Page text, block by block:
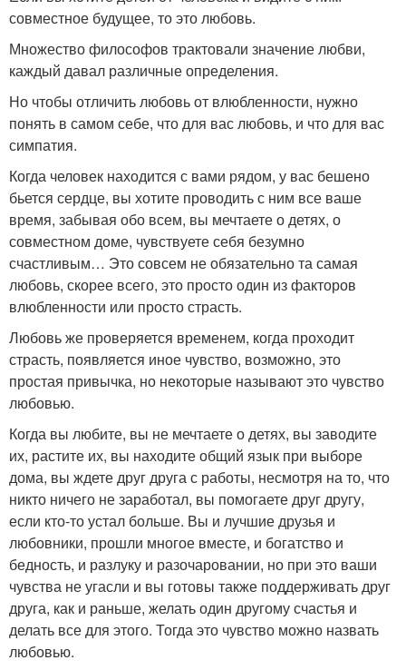
совместное будущее, то это любовь.
Множество философов трактовали значение любви,
каждый давал различные определения.
Но чтобы отличить любовь от влюбленности, нужно
понять в самом себе, что для вас любовь, и что для вас
симпатия.
Когда человек находится с вами рядом, у вас бешено
бьется сердце, вы хотите проводить с ним все ваше
время, забывая обо всем, вы мечтаете о детях, о
совместном доме, чувствуете себя безумно
счастливым… Это совсем не обязательно та самая
любовь, скорее всего, это просто один из факторов
влюбленности или просто страсть.
Любовь же проверяется временем, когда проходит
страсть, появляется иное чувство, возможно, это
простая привычка, но некоторые называют это чувство
любовью.
Когда вы любите, вы не мечтаете о детях, вы заводите
их, растите их, вы находите общий язык при выборе
дома, вы ждете друг друга с работы, несмотря на то, что
никто ничего не заработал, вы помогаете друг другу,
если кто-то устал больше. Вы и лучшие друзья и
любовники, прошли многое вместе, и богатство и
бедность, и разлуку и разочаровании, но при это ваши
чувства не угасли и вы готовы также поддерживать друг
друга, как и раньше, желать один другому счастья и
делать все для этого. Тогда это чувство можно назвать
любовью.